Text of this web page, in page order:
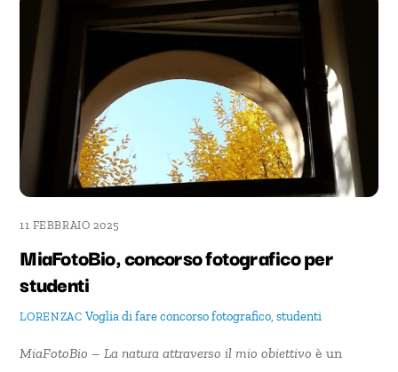
11 FEBBRAIO 2025
MiaFotoBio, concorso fotografico per
studenti
LORENZAC Voglia di fareconcorso fotografico, studenti
MiaFotoBio – La natura attraverso il mio obiettivo è un